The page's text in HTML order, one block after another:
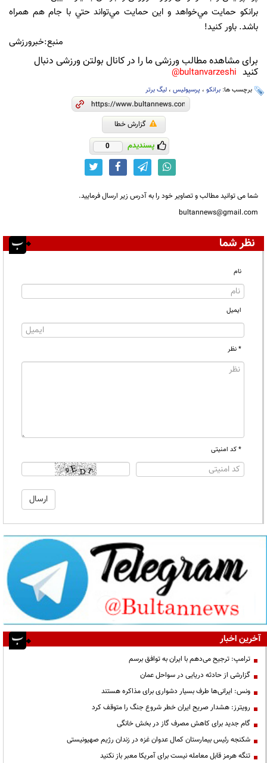
برانكو حمايت مي‌خواهد و اين حمايت مي‌تواند حتي با جام هم همراه
باشد. باور كنيد!
منبع:خبرورزشی
برای مشاهده مطالب ورزشی ما را در کانال بولتن ورزشی دنبال
کنید bultanvarzeshi@
برچسب ها: برانکو ، پرسپولیس ، لیگ برتر
گزارش خطا
پسندیدم 0
شما می توانید مطالب و تصاویر خود را به آدرس زیر ارسال فرمایید.
bultannews@gmail.com
نظر شما
نام
ایمیل
* نظر
* کد امنیتی
آخرین اخبار
ترامپ: ترجیح می‌دهم با ایران به توافق برسم
گزارشی از حادثه دریایی در سواحل عمان
ونس: ایرانی‌ها طرف بسیار دشواری برای مذاکره هستند
رویترز: هشدار صریح ایران خطر شروع جنگ را متوقف کرد
گام جدید برای کاهش مصرف گاز در بخش خانگی
شکنجه رئیس بیمارستان کمال عدوان غزه در زندان رژیم صهیونیستی
تنگه هرمز قابل معامله نیست برای آمریکا معبر باز نکنید